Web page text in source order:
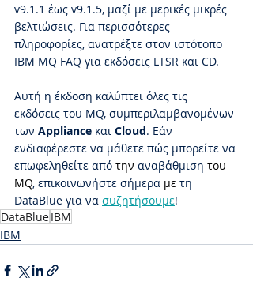
v9.1.1 έως v9.1.5, μαζί με μερικές μικρές
βελτιώσεις. Για περισσότερες
πληροφορίες, ανατρέξτε στον ιστότοπο
IBM MQ FAQ για εκδόσεις LTSR και CD.
Αυτή η έκδοση καλύπτει όλες τις
εκδόσεις του MQ, συμπεριλαμβανομένων
των Appliance και Cloud. Εάν
ενδιαφέρεστε να μάθετε πώς μπορείτε να
επωφεληθείτε από την αναβάθμιση του
MQ, επικοινωνήστε σήμερα με τη
DataBlue για να συζητήσουμε!
DataBlueIBM
IBM